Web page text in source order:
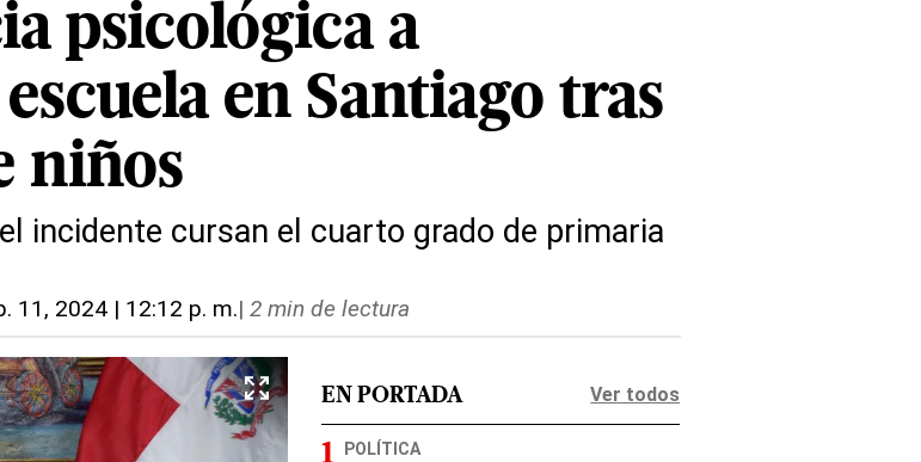
psicológica a
en Santiago tras
niños
incidente cursan el cuarto grado de primaria
11, 2024 | 12:12 p. m.| 2 min de lectura
EN PORTADA Ver todos
POLÍTICA